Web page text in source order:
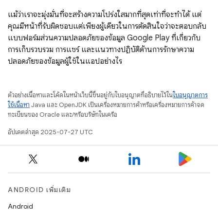
แม้ว่าเราจะมุ่งมั่นที่จะสร้างความโปร่งใสมากที่สุดเท่าที่จะทําได้ แต่
คุณมีหน้าที่รับผิดชอบแต่เพียงผู้เดียวในการตัดสินใจว่าจะตอบกลับ
แบบฟอร์มส่วนความปลอดภัยของข้อมูล Google Play ที่เกี่ยวกับ
การเก็บรวบรวม การแชร์ และแนวทางปฏิบัติด้านการรักษาความ
ปลอดภัยของข้อมูลผู้ใช้ในแอปอย่างไร
ตัวอย่างเนื้อหาและโค้ดในหน้าเว็บนี้ขึ้นอยู่กับใบอนุญาตที่อธิบายไว้ในใบอนุญาตการ
ใช้เนื้อหา Java และ OpenJDK เป็นเครื่องหมายการค้าหรือเครื่องหมายการค้าจด
ทะเบียนของ Oracle และ/หรือบริษัทในเครือ
อัปเดตล่าสุด 2025-07-27 UTC
ANDROID เพิ่มเติม
Android